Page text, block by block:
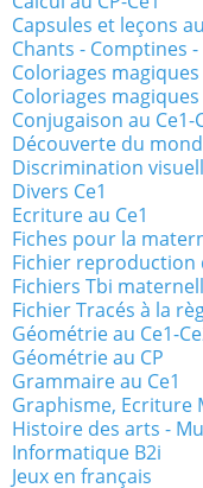
Capsules et leçons
Chants - Comptines
Coloriages magiques
Coloriages
Conjugaison au Ce1-
Découverte du
Discrimination
Divers Ce1
Ecriture au Ce1
Fiches pour la
Fichier reproduction
Fichiers Tbi
Fichier Tracés à la
Géométrie au Ce1-
Géométrie au CP
Grammaire au Ce1
Graphisme, Ecriture
Histoire des arts -
Informatique B2i
Jeux en français